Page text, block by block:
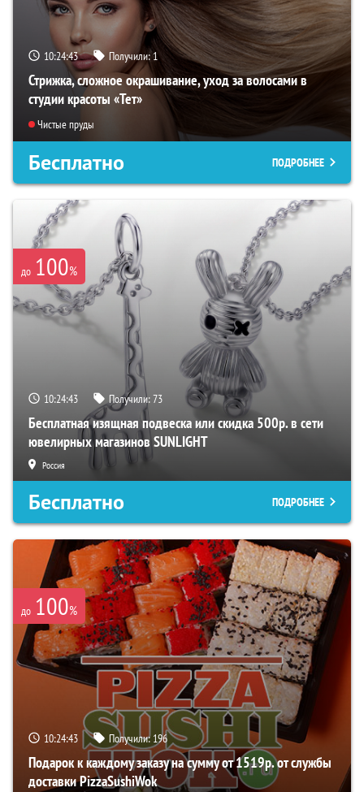
10:24:42 Получили:1
Стрижка, сложное окрашивание, уход за волосами в
студии красоты «Тет»
Чистые пруды
Бесплатно ПОДРОБНЕЕ
до 100%
10:24:42 Получили:73
Бесплатная изящная подвеска или скидка 500р. в сети
ювелирных магазинов SUNLIGHT
Россия
Бесплатно ПОДРОБНЕЕ
до 100%
10:24:42 Получили:196
Подарок к каждому заказу на сумму от 1519р. от службы
доставки PizzaSushiWok